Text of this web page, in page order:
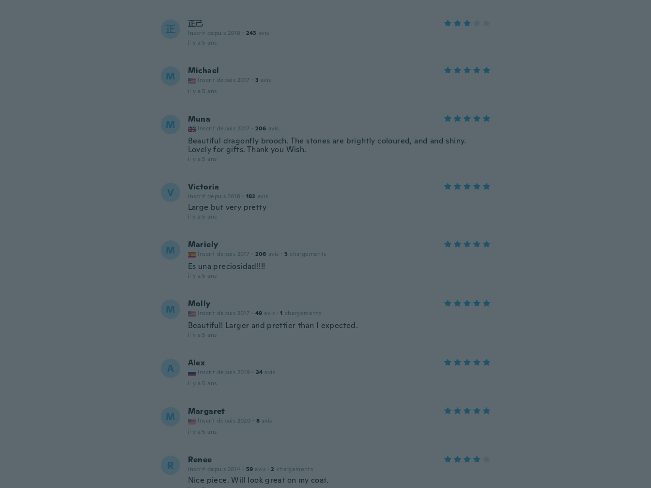
正 正己
Inscrit depuis 2018 · 243 avis
il y a 5 ans
M Michael
Inscrit depuis 2017 · 3 avis
il y a 5 ans
M Muna
Inscrit depuis 2017 · 206 avis
Beautiful dragonfly brooch. The stones are brightly coloured, and and shiny.
Lovely for gifts. Thank you Wish.
il y a 5 ans
V Victoria
Inscrit depuis 2018 · 182 avis
Large but very pretty
il y a 5 ans
M Mariely
Inscrit depuis 2017 · 206 avis · 5 chargements
Es una preciosidad!!!!
il y a 5 ans
M Molly
Inscrit depuis 2017 · 49 avis · 1 chargements
Beautiful! Larger and prettier than I expected.
il y a 5 ans
A Alex
Inscrit depuis 2019 · 34 avis
il y a 5 ans
M Margaret
Inscrit depuis 2020 · 8 avis
il y a 5 ans
R Renee
Inscrit depuis 2014 · 59 avis · 2 chargements
Nice piece. Will look great on my coat.